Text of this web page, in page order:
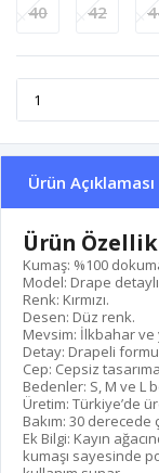
40 42
Ürün Açıklaması
Ürün
Kumaş: %100
Model: Drape
Renk: Kırmızı.
Desen: Düz renk.
Mevsim: İlkbahar
Detay: Drapeli
Cep: Cepsiz
Bedenler: S, M ve L
Üretim: Türkiye’de
Bakım: 30
Ek Bilgi: Kayın
kumaşı sayesinde